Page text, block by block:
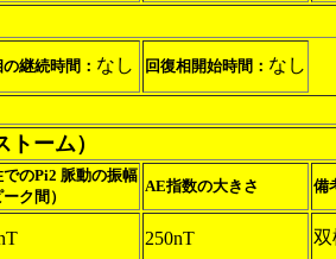
継続時間： なし 回復相開始時間： なし
ーム）
でのPi2 脈動の振幅
ーク間）
AE指数の大きさ 備
250nT 双